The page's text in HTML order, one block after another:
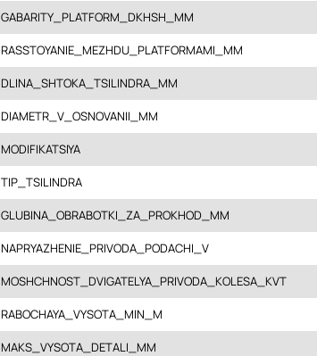
GABARITY_PLATFORM_DKHSH_MM
RASSTOYANIE_MEZHDU_PLATFORMAMI_MM
DLINA_SHTOKA_TSILINDRA_MM
DIAMETR_V_OSNOVANII_MM
MODIFIKATSIYA
TIP_TSILINDRA
GLUBINA_OBRABOTKI_ZA_PROKHOD_MM
NAPRYAZHENIE_PRIVODA_PODACHI_V
MOSHCHNOST_DVIGATELYA_PRIVODA_KOLESA_KVT
RABOCHAYA_VYSOTA_MIN_M
MAKS_VYSOTA_DETALI_MM